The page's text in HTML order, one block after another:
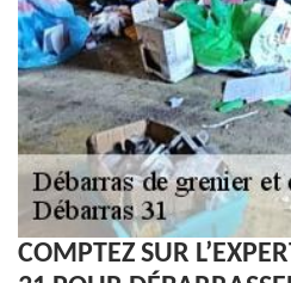
COMPTEZ SUR